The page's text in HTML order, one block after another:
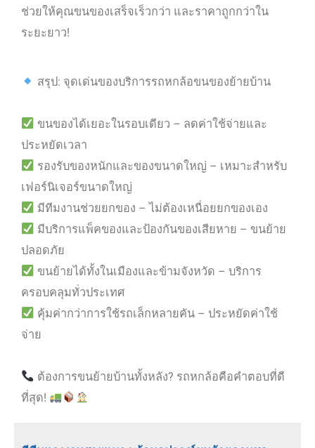
ช่วยให้คุณขนของเสร็จเร็วกว่า และราคาถูกกว่าใน
ระยะยาว!
สรุป: จุดเด่นของบริการรถหกล้อขนของย้ายบ้าน
ขนของได้เยอะในรอบเดียว – ลดค่าใช้จ่ายและ
ประหยัดเวลา
รองรับของหนักและของขนาดใหญ่ – เหมาะสำหรับ
เฟอร์นิเจอร์ขนาดใหญ่
มีทีมงานช่วยยกของ – ไม่ต้องเหนื่อยยกของเอง
มีบริการแพ็คของและป้องกันของเสียหาย – ขนย้าย
ปลอดภัย
ขนย้ายได้ทั้งในเมืองและข้ามจังหวัด – บริการ
ครอบคลุมทั่วประเทศ
คุ้มค่ากว่าการใช้รถเล็กหลายคัน – ประหยัดค่าใช้
จ่าย
ต้องการขนย้ายบ้านทั้งหลัง? รถหกล้อคือคำตอบที่ดี
ที่สุด!